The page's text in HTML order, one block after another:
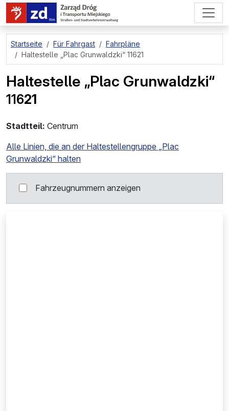
zum Hauptinhalt springen
Startseite Für Fahrgast
Fahrpläne
Haltestelle
„Plac Grunwaldzki“ 11621
Haltestelle „Plac Grunwaldzki“
11621
Stadtteil: Centrum
Alle Linien, die an der Haltestellengruppe „Plac
Grunwaldzki“ halten
Fahrzeugnummern anzeigen